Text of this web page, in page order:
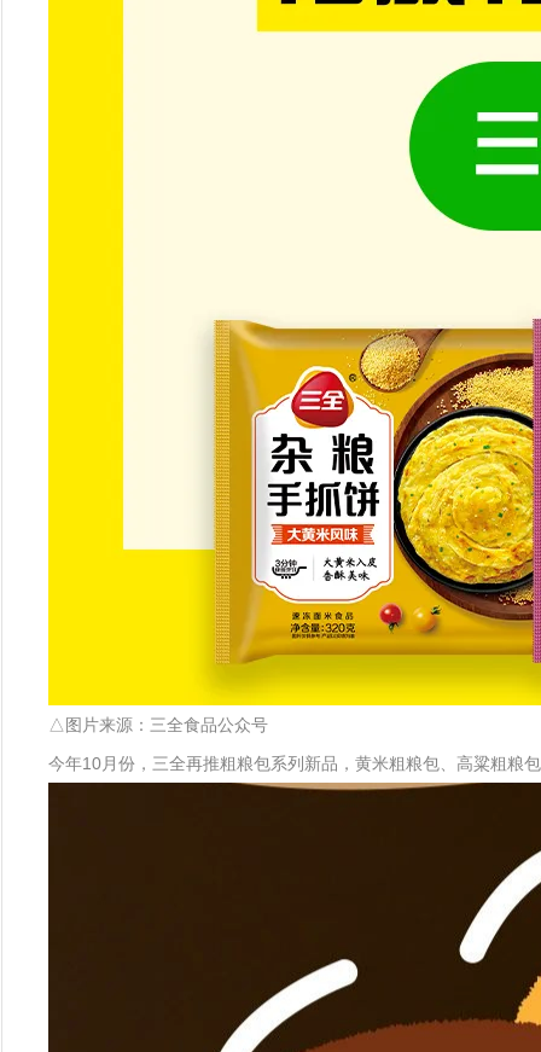
△图片来源：三全食品公众号
今年10月份，三全再推粗粮包系列新品，黄米粗粮包、高粱粗粮